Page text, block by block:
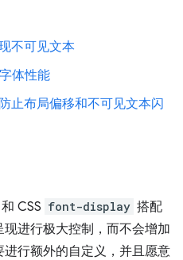
不可见文本
体性能
止布局偏移和不可见文本闪
和 CSS font-display 搭配
进行极大控制，而不会增加
行额外的自定义，并且愿意